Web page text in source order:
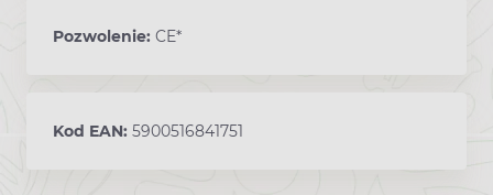
Pozwolenie: CE*
Kod EAN: 5900516841751